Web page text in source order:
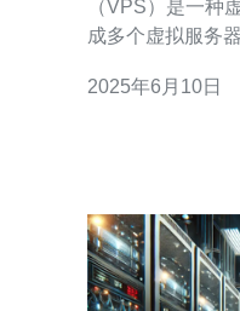
（VPS）是一种
成多个虚拟服务
心，拥有稳定的
2025年6月10日